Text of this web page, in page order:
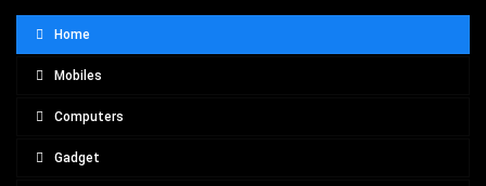
Home
Mobiles
Computers
Gadget